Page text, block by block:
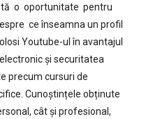
o oportunitate pentru
ce înseamna un profil
Youtube-ul în avantajul
și securitatea
precum cursuri de
Cunoștințele obținute
cât și profesional,